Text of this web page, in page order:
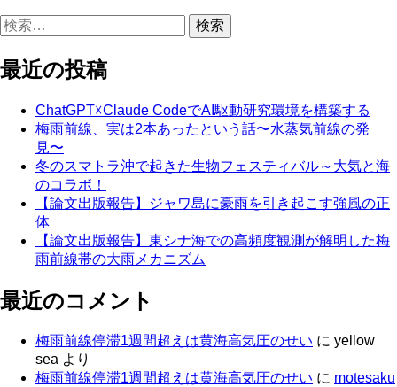
検
索:
最近の投稿
ChatGPT☓Claude CodeでAI駆動研究環境を構築する
梅雨前線、実は2本あったという話〜水蒸気前線の発
見〜
冬のスマトラ沖で起きた生物フェスティバル～大気と海
のコラボ！
【論文出版報告】ジャワ島に豪雨を引き起こす強風の正
体
【論文出版報告】東シナ海での高頻度観測が解明した梅
雨前線帯の大雨メカニズム
最近のコメント
梅雨前線停滞1週間超えは黄海高気圧のせい に yellow
sea より
梅雨前線停滞1週間超えは黄海高気圧のせい に motesaku